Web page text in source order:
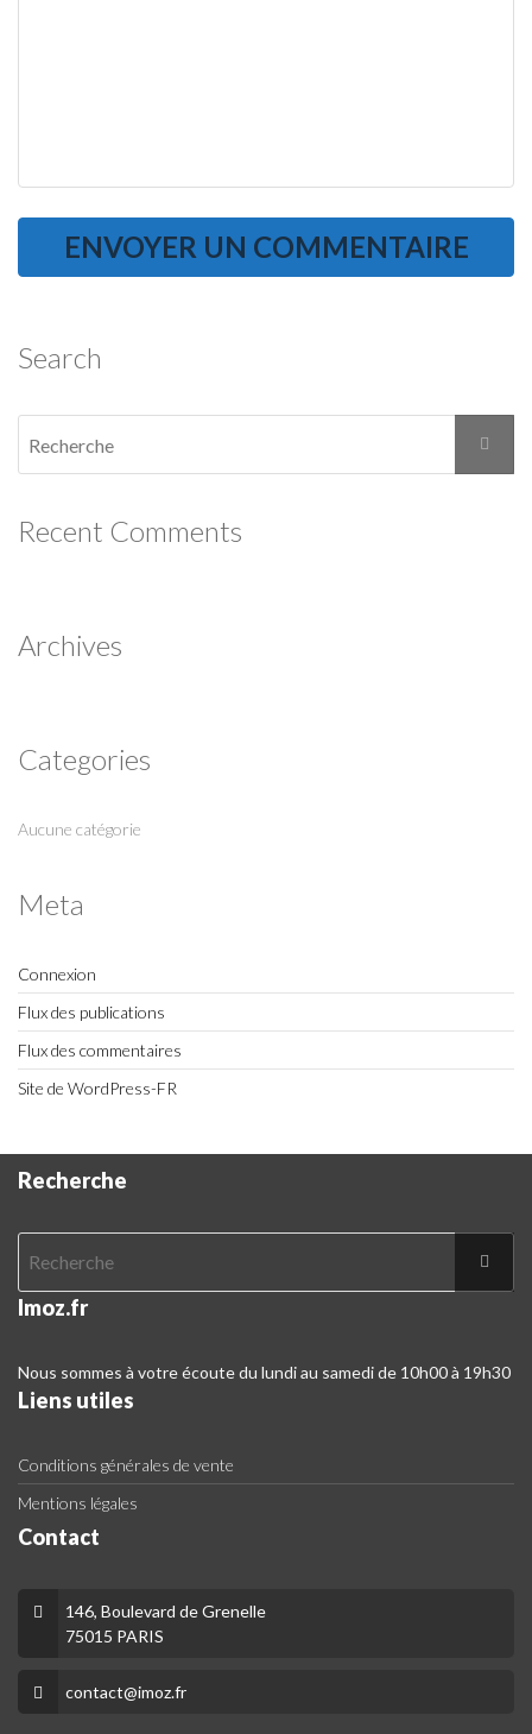
Search
Recent Comments
Archives
Categories
Aucune catégorie
Meta
Connexion
Flux des publications
Flux des commentaires
Site de WordPress-FR
Recherche
Imoz.fr
Nous sommes à votre écoute du lundi au samedi de 10h00 à 19h30
Liens utiles
Conditions générales de vente
Mentions légales
Contact
146, Boulevard de Grenelle
75015 PARIS
contact@imoz.fr